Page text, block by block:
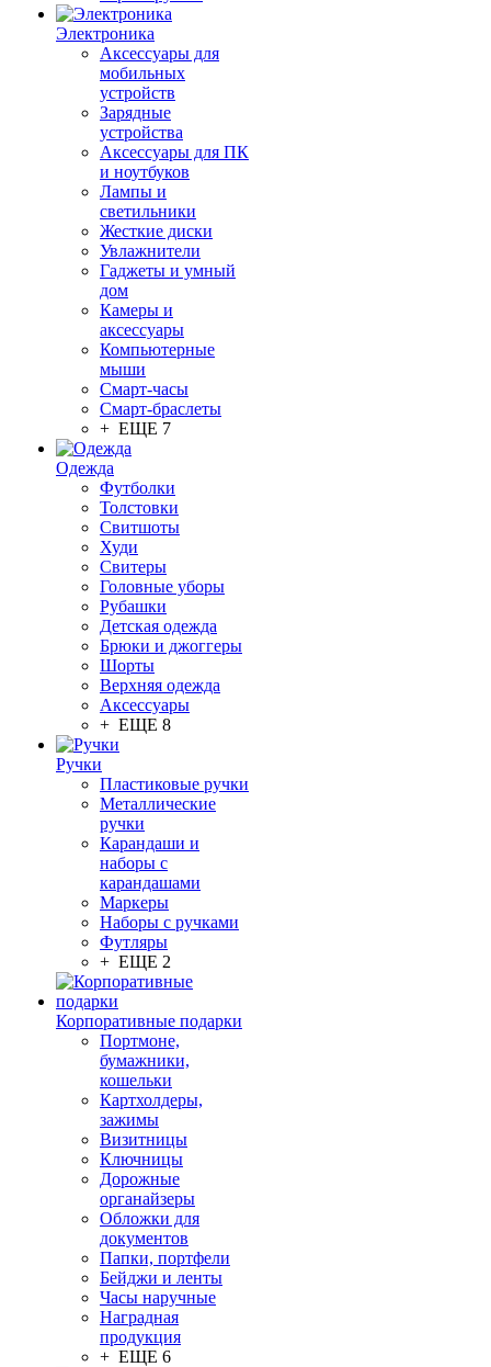
Электроника
Аксессуары для
мобильных
устройств
Зарядные
устройства
Аксессуары для ПК
и ноутбуков
Лампы и
светильники
Жесткие диски
Увлажнители
Гаджеты и умный
дом
Камеры и
аксессуары
Компьютерные
мыши
Смарт-часы
Смарт-браслеты
+ ЕЩЕ 7
Одежда
Футболки
Толстовки
Свитшоты
Худи
Свитеры
Головные уборы
Рубашки
Детская одежда
Брюки и джоггеры
Шорты
Верхняя одежда
Аксессуары
+ ЕЩЕ 8
Ручки
Пластиковые ручки
Металлические
ручки
Карандаши и
наборы с
карандашами
Маркеры
Наборы с ручками
Футляры
+ ЕЩЕ 2
Корпоративные подарки
Портмоне,
бумажники,
кошельки
Картхолдеры,
зажимы
Визитницы
Ключницы
Дорожные
органайзеры
Обложки для
документов
Папки, портфели
Бейджи и ленты
Часы наручные
Наградная
продукция
+ ЕЩЕ 6